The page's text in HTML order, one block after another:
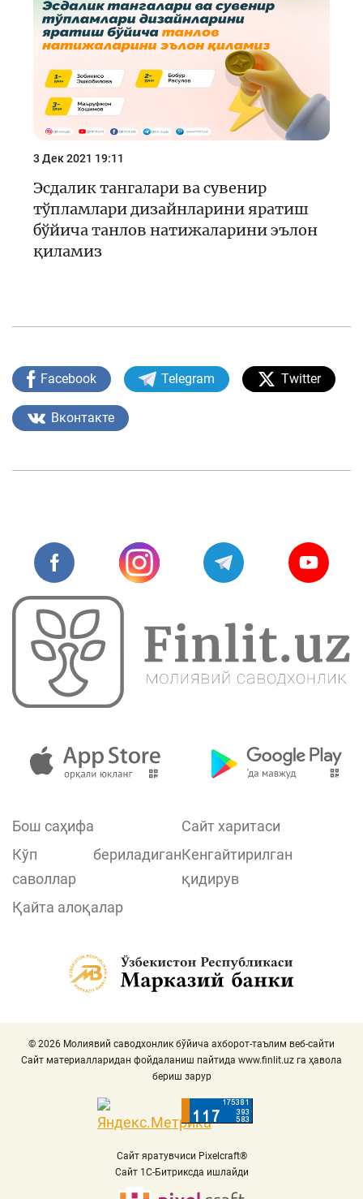
3 Дек 2021 19:11
Эсдалик тангалари ва сувенир
тўпламлари дизайнларини яратиш
бўйича танлов натижаларини эълон
қиламиз
Facebook Telegram Twitter
Вконтакте
Бош саҳифа
Сайт харитаси
Кўп бериладиган
саволлар
Кенгайтирилган
қидирув
Қайта алоқалар
© 2026 Молиявий саводхонлик бўйича ахборот-таълим веб-сайти
Сайт материалларидан фойдаланиш пайтида www.finlit.uz га ҳавола
бериш зарур
Сайт яратувчиси Pixelcraft®
Сайт 1C-Битриксда ишлайди